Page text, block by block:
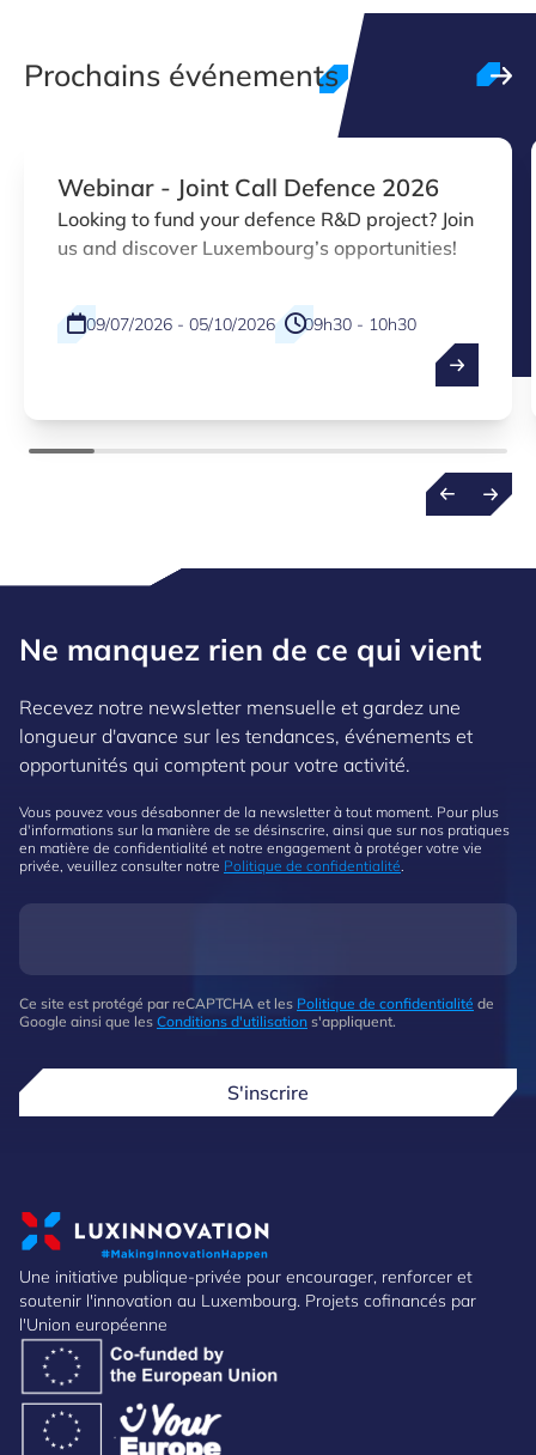
Prochains événements
Webinar - Joint Call Defence 2026
Looking to fund your defence R&D project? Join
us and discover Luxembourg’s opportunities!
09/07/2026 - 05/10/2026
09h30 - 10h30
Ne manquez rien de ce qui vient
Recevez notre newsletter mensuelle et gardez une
longueur d'avance sur les tendances, événements et
opportunités qui comptent pour votre activité.
Vous pouvez vous désabonner de la newsletter à tout moment. Pour plus
d'informations sur la manière de se désinscrire, ainsi que sur nos pratiques
en matière de confidentialité et notre engagement à protéger votre vie
privée, veuillez consulter notre Politique de confidentialité.
Ce site est protégé par reCAPTCHA et les Politique de confidentialité de
Google ainsi que les Conditions d'utilisation s'appliquent.
S'inscrire
Une initiative publique-privée pour encourager, renforcer et
soutenir l'innovation au Luxembourg. Projets cofinancés par
l'Union européenne